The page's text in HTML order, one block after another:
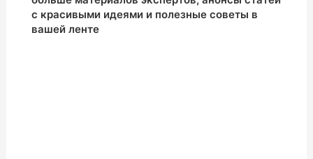
с красивыми идеями и полезные советы в
вашей ленте